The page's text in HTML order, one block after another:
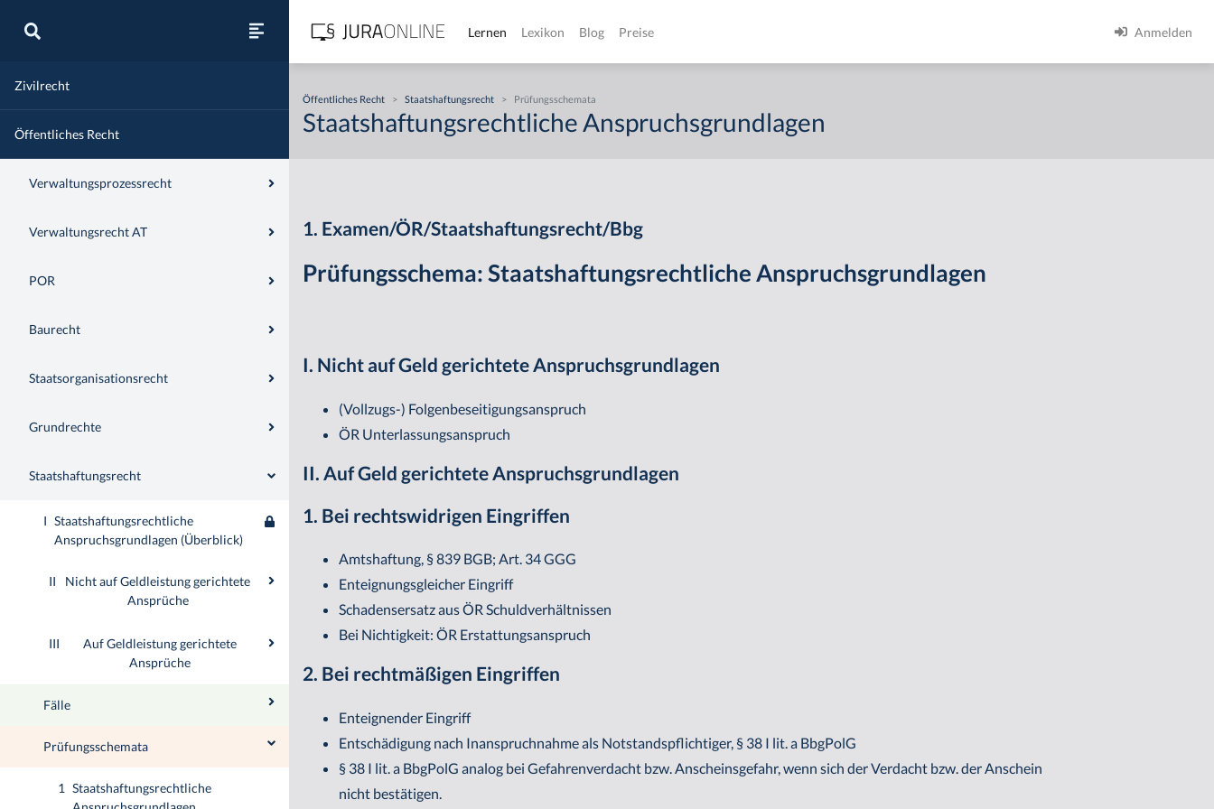
Zivilrecht
Öffentliches Recht
Verwaltungsprozessrecht
Verwaltungsrecht AT
POR
Baurecht
Staatsorganisationsrecht
Grundrechte
Staatshaftungsrecht
I Staatshaftungsrechtliche
Anspruchsgrundlagen (Überblick)
II
Nicht auf Geldleistung gerichtete
Ansprüche
III
Auf Geldleistung gerichtete
Ansprüche
Fälle
Prüfungsschemata
1 Staatshaftungsrechtliche
Lernen Lexikon Blog Preise Anmelden
Öffentliches Recht > Staatshaftungsrecht > Prüfungsschemata
Staatshaftungsrechtliche Anspruchsgrundlagen
1. Examen/ÖR/Staatshaftungsrecht/Bbg
Prüfungsschema: Staatshaftungsrechtliche Anspruchsgrundlagen
I. Nicht auf Geld gerichtete Anspruchsgrundlagen
(Vollzugs-) Folgenbeseitigungsanspruch
ÖR Unterlassungsanspruch
II. Auf Geld gerichtete Anspruchsgrundlagen
1. Bei rechtswidrigen Eingriffen
Amtshaftung, § 839 BGB; Art. 34 GGG
Enteignungsgleicher Eingriff
Schadensersatz aus ÖR Schuldverhältnissen
Bei Nichtigkeit: ÖR Erstattungsanspruch
2. Bei rechtmäßigen Eingriffen
Enteignender Eingriff
Entschädigung nach Inanspruchnahme als Notstandspflichtiger, § 38 I lit. a BbgPolG
§ 38 I lit. a BbgPolG analog bei Gefahrenverdacht bzw. Anscheinsgefahr, wenn sich der Verdacht bzw. der Anschein
nicht bestätigen.